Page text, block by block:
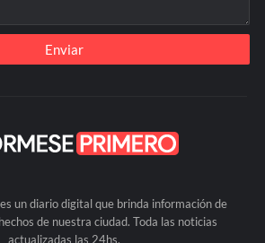
un diario digital que brinda información de
de nuestra ciudad. Toda las noticias
actualizadas las 24hs.